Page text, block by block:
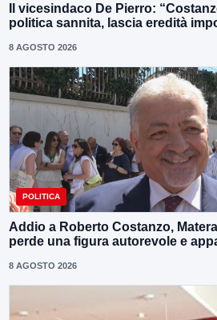
Il vicesindaco De Pierro:
politica sannita, lascia eredità
8 AGOSTO 2026
POLITICA
Addio a Roberto Costanzo,
perde una figura autorevole e
8 AGOSTO 2026